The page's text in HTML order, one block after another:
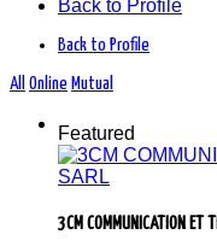
Back to Profile
Back to Profile
All Online Mutual
Featured
3CM COMMUNICATION ET